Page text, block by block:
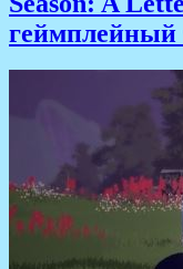
геймплейный